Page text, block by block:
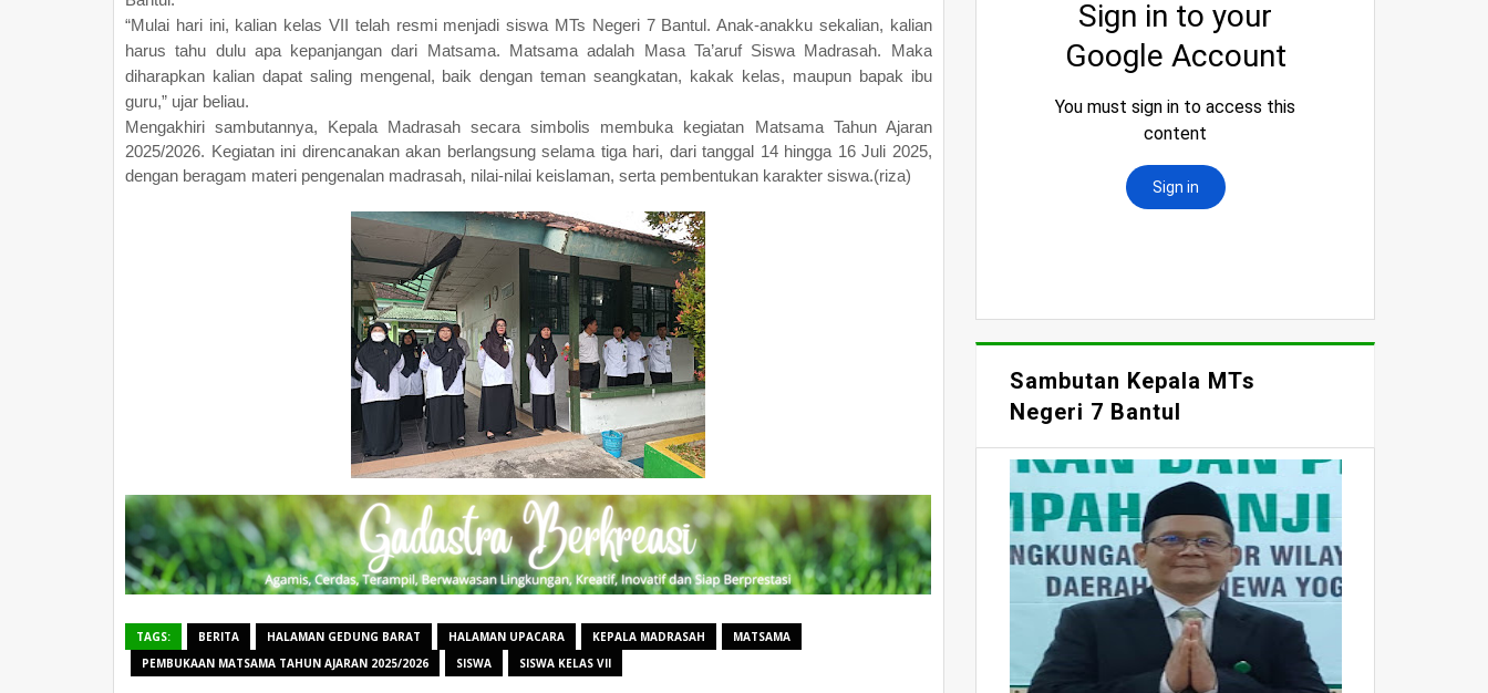
“Mulai hari ini, kalian kelas VII telah resmi menjadi siswa MTs Negeri 7 Bantul. Anak-anakku sekalian, kalian
harus tahu dulu apa kepanjangan dari Matsama. Matsama adalah Masa Ta’aruf Siswa Madrasah. Maka
diharapkan kalian dapat saling mengenal, baik dengan teman seangkatan, kakak kelas, maupun bapak ibu
guru,” ujar beliau.
Mengakhiri sambutannya, Kepala Madrasah secara simbolis membuka kegiatan Matsama Tahun Ajaran
2025/2026. Kegiatan ini direncanakan akan berlangsung selama tiga hari, dari tanggal 14 hingga 16 Juli 2025,
dengan beragam materi pengenalan madrasah, nilai-nilai keislaman, serta pembentukan karakter siswa.(riza)
TAGS: BERITA HALAMAN GEDUNG BARAT HALAMAN UPACARA KEPALA MADRASAH
MATSAMA
PEMBUKAAN MATSAMA TAHUN AJARAN 2025/2026
SISWA SISWA KELAS VII
Sambutan Kepala MTs
Negeri 7 Bantul